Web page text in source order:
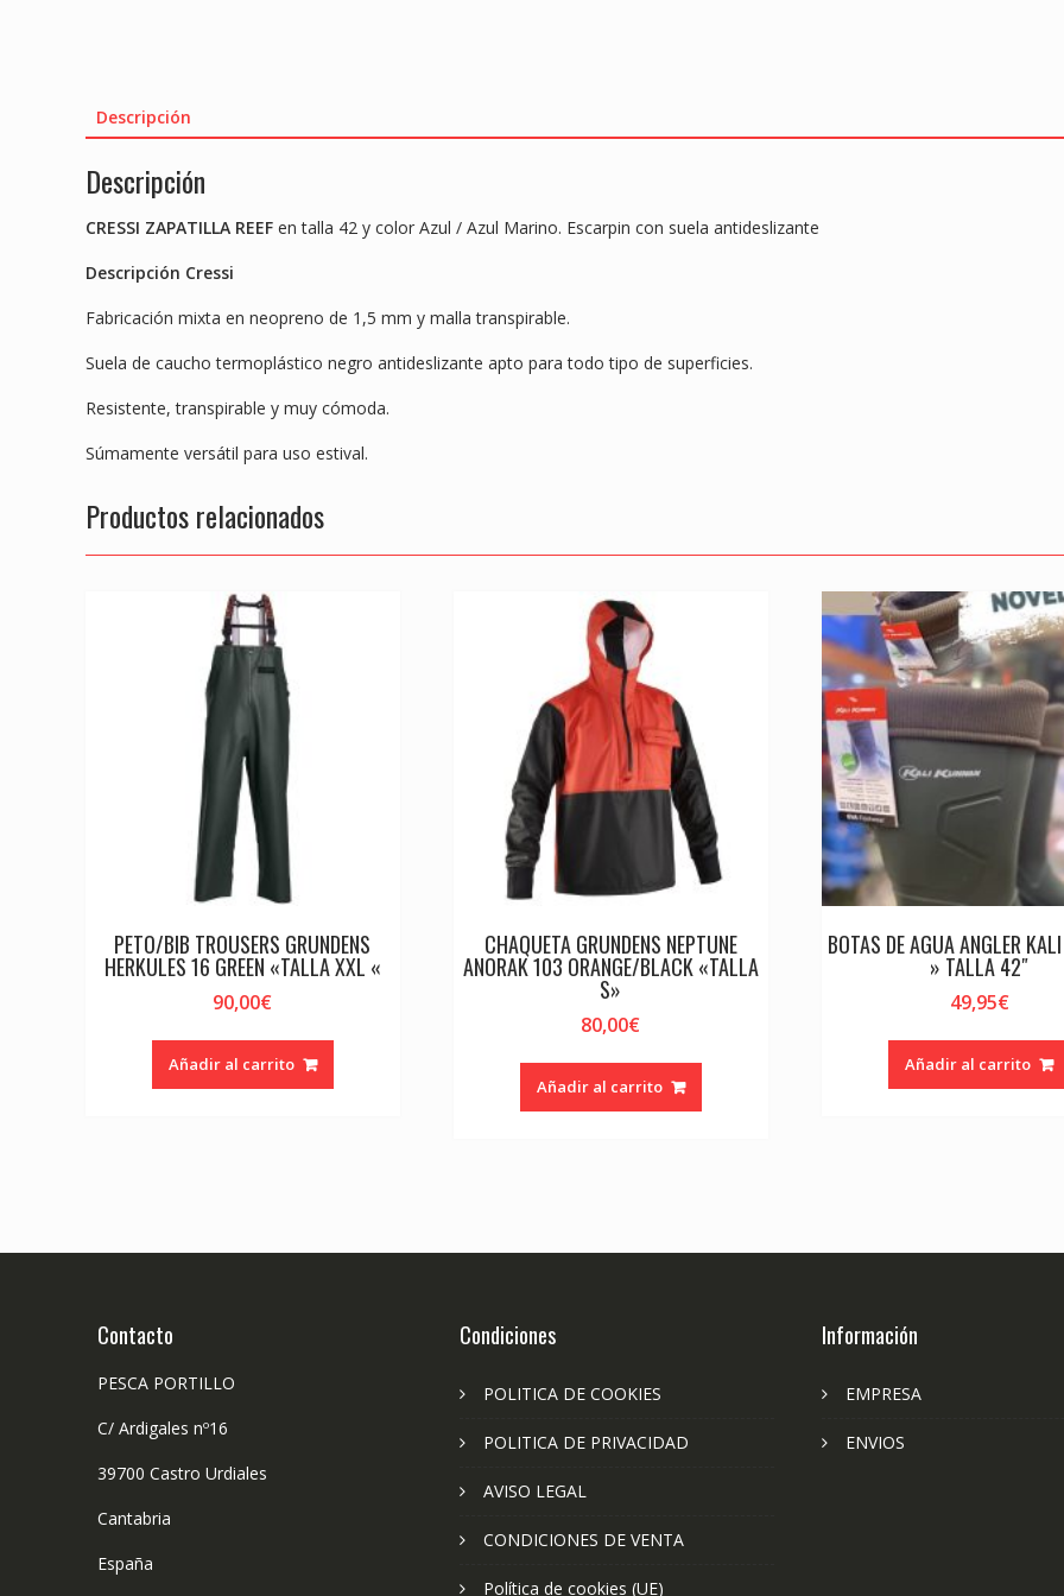
Descripción
Descripción
CRESSI ZAPATILLA REEF en talla 42 y color Azul / Azul Marino. Escarpin con suela antideslizante
Descripción Cressi
Fabricación mixta en neopreno de 1,5 mm y malla transpirable.
Suela de caucho termoplástico negro antideslizante apto para todo tipo de superficies.
Resistente, transpirable y muy cómoda.
Súmamente versátil para uso estival.
Productos relacionados
PETO/BIB TROUSERS GRUNDENS
HERKULES 16 GREEN «TALLA XXL «
90,00€
Añadir al carrito
CHAQUETA GRUNDENS NEPTUNE
ANORAK 103 ORANGE/BLACK «TALLA
S»
80,00€
Añadir al carrito
BOTAS DE AGUA ANGLER
» TALLA 42″
49,95€
Añadir al carrito
Contacto
PESCA PORTILLO
C/ Ardigales nº16
39700 Castro Urdiales
Cantabria
España
Condiciones
POLITICA DE COOKIES
POLITICA DE PRIVACIDAD
AVISO LEGAL
CONDICIONES DE VENTA
Política de cookies (UE)
Información
EMPRESA
ENVIOS